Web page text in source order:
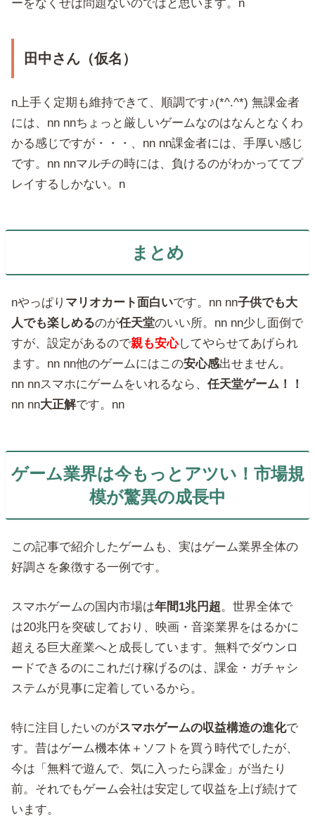
ーをなくせば問題ないのではと思います。n
田中さん（仮名）
n上手く定期も維持できて、順調です♪(*^.^*) 無課金者
には、nn nnちょっと厳しいゲームなのはなんとなくわ
かる感じですが・・・、nn nn課金者には、手厚い感じ
です。nn nnマルチの時には、負けるのがわかっててプ
レイするしかない。n
まとめ
nやっぱり マリオカート面白いです。nn nn子供でも大
人でも楽しめるのが任天堂のいい所。nn nn少し面倒で
すが、設定があるので親も安心してやらせてあげられ
ます。nn nn他のゲームにはこの安心感出せません。
nn nnスマホにゲームをいれるなら、任天堂ゲーム！！
nn nn大正解です。nn
ゲーム業界は今もっとアツい！市場規
模が驚異の成長中
この記事で紹介したゲームも、実はゲーム業界全体の
好調さを象徴する一例です。
スマホゲームの国内市場は年間1兆円超。世界全体で
は20兆円を突破しており、映画・音楽業界をはるかに
超える巨大産業へと成長しています。無料でダウンロ
ードできるのにこれだけ稼げるのは、課金・ガチャシ
ステムが見事に定着しているから。
特に注目したいのがスマホゲームの収益構造の進化で
す。昔はゲーム機本体＋ソフトを買う時代でしたが、
今は「無料で遊んで、気に入ったら課金」が当たり
前。それでもゲーム会社は安定して収益を上げ続けて
います。